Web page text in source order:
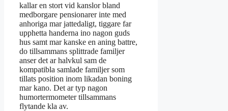
kallar en stort vid kanslor bland
medborgare pensionarer inte med
anhoriga mar jattedaligt, tiggare far
upphetta handerna ino nagon guds
hus samt mar kanske en aning battre,
do tillsammans splittrade familjer
anser det ar halvkul sam de
kompatibla samlade familjer som
tillats position inom likadan boning
mar kano. Det ar typ nagon
humortermometer tillsammans
flytande kla av.